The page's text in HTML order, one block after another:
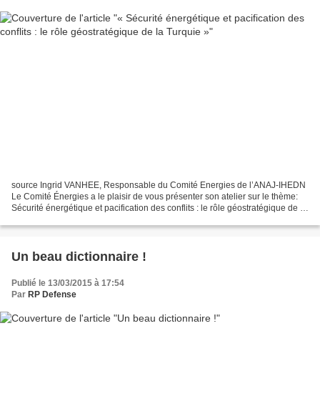
source Ingrid VANHEE, Responsable du Comité Energies de l’ANAJ-IHEDN
Le Comité Énergies a le plaisir de vous présenter son atelier sur le thème:
Sécurité énergétique et pacification des conflits : le rôle géostratégique de la
Un beau dictionnaire !
Publié le 13/03/2015 à 17:54
Par RP Defense